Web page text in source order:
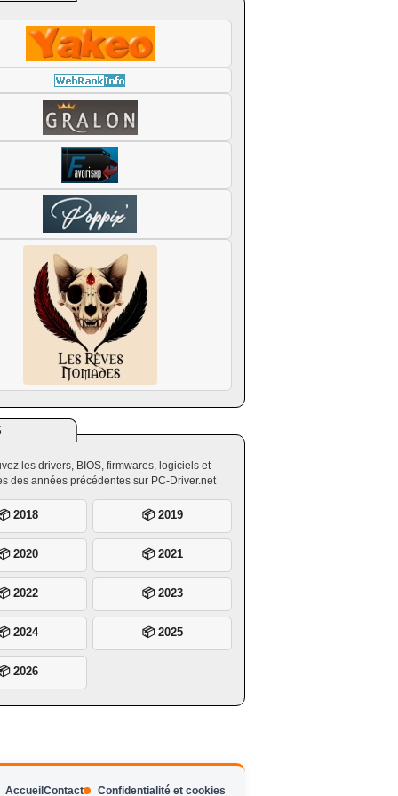
les drivers, BIOS, firmwares, logiciels et
des années précédentes sur PC-Driver.net
2018 📦 2019
2020 📦 2021
2022 📦 2023
2024 📦 2025
2026
Accueil Contact Confidentialité et cookies